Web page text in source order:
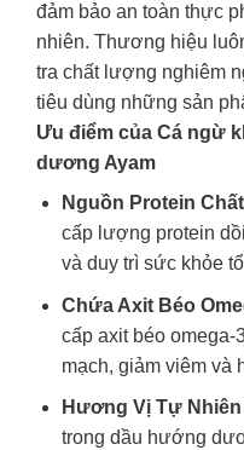
đảm bảo an toàn thực
nhiên. Thương hiệu
tra chất lượng nghiêm
tiêu dùng những sản
Ưu điểm của Cá ngừ
dương Ayam
Nguồn Protein
cấp lượng protein
và duy trì sức khỏe
Chứa Axit Béo
cấp axit béo omega-
mạch, giảm viêm và
Hương Vị Tự
trong dầu hướng